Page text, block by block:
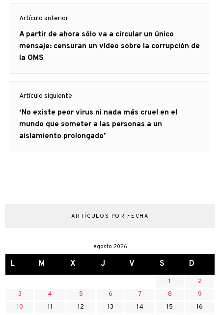
de
entradas
Artículo anterior
Artículo
anterior
A partir de ahora sólo va a circular un único
mensaje: censuran un vídeo sobre la corrupción de
la OMS
Artículo siguiente
Artículo
siguiente:
‘No existe peor virus ni nada más cruel en el
mundo que someter a las personas a un
aislamiento prolongado’
ARTÍCULOS POR FECHA
agosto 2026
L M X J V S D
1
2
3
4 5 6 7 8
9
10
11 12 13 14 15
16